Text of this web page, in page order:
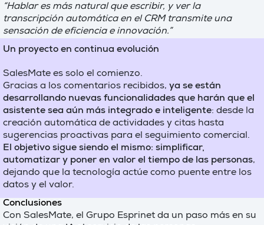
“Hablar es más natural que escribir, y ver la
transcripción automática en el CRM transmite una
sensación de eficiencia e innovación.”
Un proyecto en continua evolución
SalesMate es solo el comienzo.
Gracias a los comentarios recibidos, ya se están
desarrollando nuevas funcionalidades que harán que el
asistente sea aún más integrado e inteligente: desde la
creación automática de actividades y citas hasta
sugerencias proactivas para el seguimiento comercial.
El objetivo sigue siendo el mismo: simplificar,
automatizar y poner en valor el tiempo de las personas,
dejando que la tecnología actúe como puente entre los
datos y el valor.
Conclusiones
Con SalesMate, el Grupo Esprinet da un paso más en su